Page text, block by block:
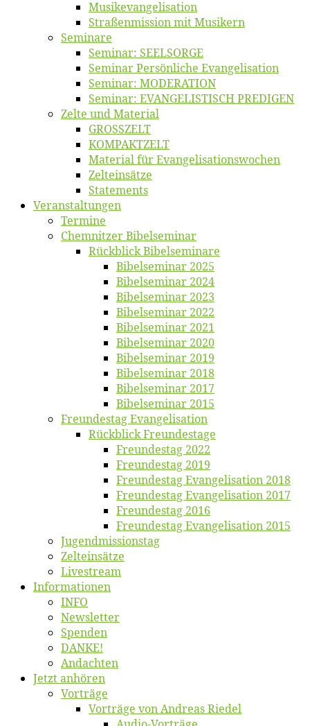
Musikevan­ge­li­sa­tion
Straßenmis­sion mit Musikern
Se­mi­na­re
Se­mi­nar: SEELSORGE
Se­mi­nar Per­sön­li­che Evangelisation
Se­mi­nar: MODERATION
Se­mi­nar: EVANGELISTISCH PREDIGEN
Zel­te und Material
GROSSZELT
KOMPAKTZELT
Ma­te­ri­al für Evangelisationswochen
Zelt­ein­sät­ze
State­ments
Ver­an­stal­tun­gen
Ter­mi­ne
Chemnit­zer Bibelseminar
Rück­blick Bibelseminare
Bi­bel­se­mi­nar 2025
Bi­bel­se­mi­nar 2024
Bi­bel­se­mi­nar 2023
Bi­bel­se­mi­nar 2022
Bi­bel­se­mi­nar 2021
Bi­bel­se­mi­nar 2020
Bi­bel­se­mi­nar 2019
Bi­bel­se­mi­nar 2018
Bibelsemi­nar 2017
Bibelsemi­nar 2015
Freun­des­tag Evangelisation
Rück­blick Freundestage
Freun­des­tag 2022
Freun­des­tag 2019
Freun­des­tag Evan­ge­li­sa­ti­on 2018
Freun­des­tag Evan­ge­li­sa­ti­on 2017
Freun­des­tag 2016
Freun­des­tag Evan­ge­li­sa­ti­on 2015
Jugend­mis­sions­tag
Zelt­ein­sät­ze
Live­stream
Informatio­nen
INFO
News­let­ter
Spen­den
DANKE!
An­dach­ten
Jetzt an­hö­ren
Vor­trä­ge
Vor­trä­ge von An­dre­as Riedel